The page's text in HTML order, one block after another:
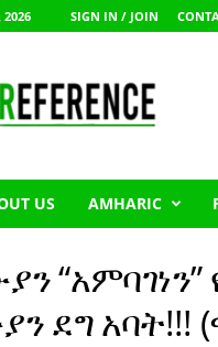
2026 SIGN IN / JOIN
US AMHARIC
ደግ አባት!!!